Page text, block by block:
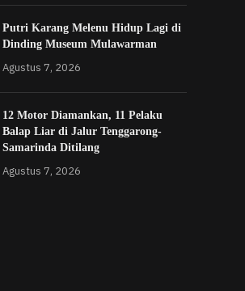
Putri Karang Melenu Hidup Lagi di
Dinding Museum Mulawarman
Agustus 7, 2026
12 Motor Diamankan, 11 Pelaku
Balap Liar di Jalur Tenggarong-
Samarinda Ditilang
Agustus 7, 2026